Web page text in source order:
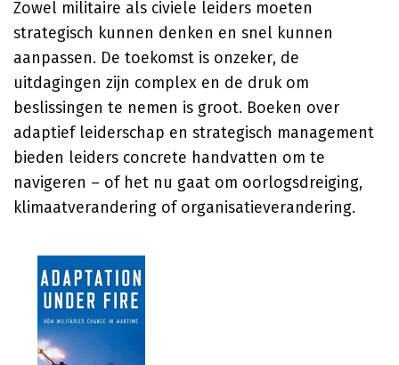
Zowel militaire als civiele leiders moeten
strategisch kunnen denken en snel kunnen
aanpassen. De toekomst is onzeker, de
uitdagingen zijn complex en de druk om
beslissingen te nemen is groot. Boeken over
adaptief leiderschap en strategisch management
bieden leiders concrete handvatten om te
navigeren – of het nu gaat om oorlogsdreiging,
klimaatverandering of organisatieverandering.